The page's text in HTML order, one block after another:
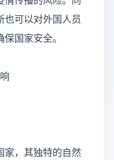
也可以对外国人员
国家安全。
家，其独特的自然